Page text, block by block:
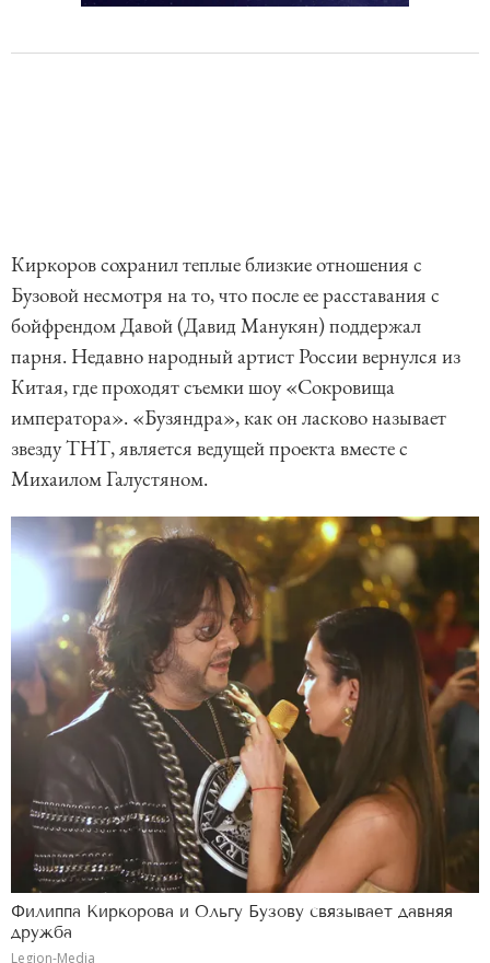
Киркоров сохранил теплые близкие отношения с
Бузовой несмотря на то, что после ее расставания с
бойфрендом Давой (Давид Манукян) поддержал
парня. Недавно народный артист России вернулся из
Китая, где проходят съемки шоу «Сокровища
императора». «Бузяндра», как он ласково называет
звезду ТНТ, является ведущей проекта вместе с
Михаилом Галустяном.
Филиппа Киркорова и Ольгу Бузову связывает давняя
дружба
Legion-Media